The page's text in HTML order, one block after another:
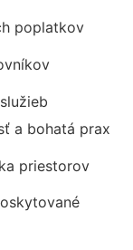
poplatkov
a bohatá prax
priestorov